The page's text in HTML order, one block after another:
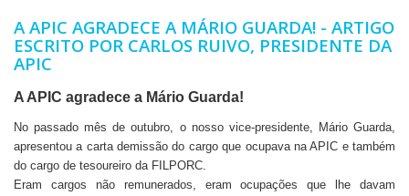
A APIC AGRADECE A MÁRIO GUARDA! - ARTIGO
ESCRITO POR CARLOS RUIVO, PRESIDENTE DA
APIC
A APIC agradece a Mário Guarda!
No passado mês de outubro, o nosso vice-presidente, Mário Guarda,
apresentou a carta demissão do cargo que ocupava na APIC e também
do cargo de tesoureiro da FILPORC.
Eram cargos não remunerados, eram ocupações que lhe davam